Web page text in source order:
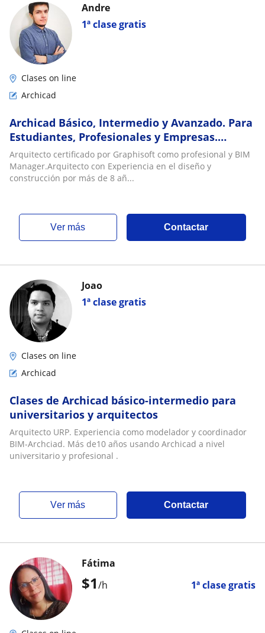
1ª clase gratis
Andre
Clases on line
Archicad
Archicad Básico, Intermedio y Avanzado. Para
Estudiantes, Profesionales y Empresas.
Proyectos Reales y Metodología Error-
Aprende
Arquitecto certificado por Graphisoft como profesional y BIM
Manager.Arquitecto con Experiencia en el diseño y
construcción por más de 8 añ...
ver más Contactar
1ª clase gratis
Joao
Clases on line
Archicad
Clases de Archicad básico-intermedio para
universitarios y arquitectos
Arquitecto URP. Experiencia como modelador y coordinador
BIM-Archciad. Más de10 años usando Archicad a nivel
universitario y profesional .
ver más Contactar
$1/h 1ª clase gratis
Fátima